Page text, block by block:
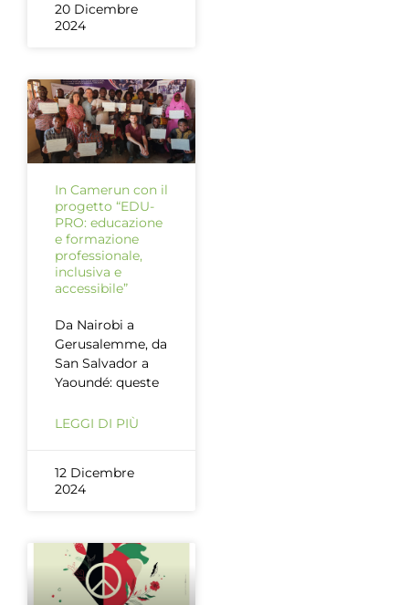
20 Dicembre
2024
In Camerun con il
progetto “EDU-
PRO: educazione
e formazione
professionale,
inclusiva e
accessibile”
Da Nairobi a
Gerusalemme, da
San Salvador a
Yaoundé: queste
LEGGI DI PIÙ
12 Dicembre
2024